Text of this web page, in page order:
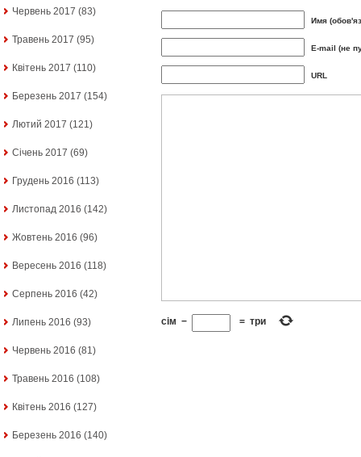
Червень 2017 (83)
Травень 2017 (95)
Квітень 2017 (110)
Березень 2017 (154)
Лютий 2017 (121)
Січень 2017 (69)
Грудень 2016 (113)
Листопад 2016 (142)
Жовтень 2016 (96)
Вересень 2016 (118)
Серпень 2016 (42)
Липень 2016 (93)
Червень 2016 (81)
Травень 2016 (108)
Квітень 2016 (127)
Березень 2016 (140)
Имя
E-mail (не
URL
сім − = три